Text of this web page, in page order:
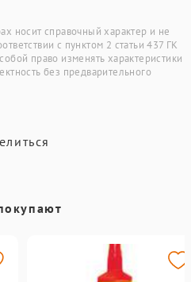
носит справочный характер и не
с пунктом 2 статьи 437 ГК
право изменять характеристики
без предварительного